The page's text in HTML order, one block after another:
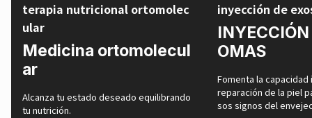
terapia nutricional ortomolec
ular
Medicina ortomolecul
ar
Alcanza tu estado deseado equilibrando
tu nutrición.
inyección de
INYECCIÓN
OMAS
Fomenta la
reparación de la piel
sos signos del